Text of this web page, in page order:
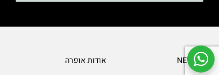
NEW
אודות אופרה